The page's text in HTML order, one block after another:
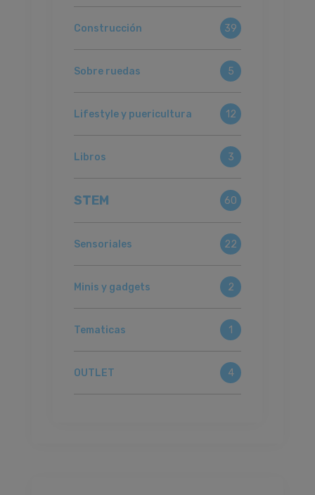
Construcción 39
Sobre ruedas 5
Lifestyle y puericultura 12
Libros 3
STEM 60
Sensoriales 22
Minis y gadgets 2
Tematicas 1
OUTLET 4